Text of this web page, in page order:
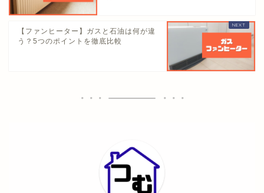
【ファンヒーター】ガスと石油は何が違
う？5つのポイントを徹底比較